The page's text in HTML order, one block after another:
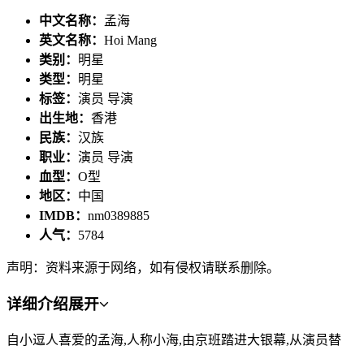
中文名称： 孟海
英文名称： Hoi Mang
类别： 明星
类型： 明星
标签： 演员 导演
出生地： 香港
民族： 汉族
职业： 演员 导演
血型： O型
地区： 中国
IMDB： nm0389885
人气： 5784
声明：资料来源于网络，如有侵权请联系删除。
详细介绍展开
自小逗人喜爱的孟海,人称小海,由京班踏进大银幕,从演员替